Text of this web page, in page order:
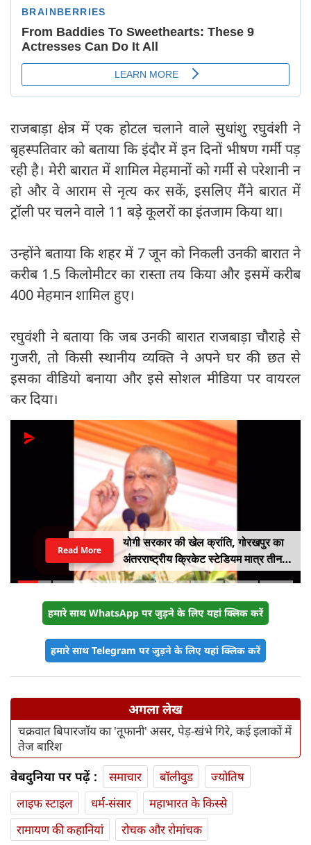
राजबाड़ा क्षेत्र में एक होटल चलाने वाले सुधांशु रघुवंशी ने
बृहस्पतिवार को बताया कि इंदौर में इन दिनों भीषण गर्मी पड़
रही है। मेरी बारात में शामिल मेहमानों को गर्मी से परेशानी न
हो और वे आराम से नृत्य कर सकें, इसलिए मैंने बारात में
ट्रॉली पर चलने वाले 11 बड़े कूलरों का इंतजाम किया था।
उन्होंने बताया कि शहर में 7 जून को निकली उनकी बारात ने
करीब 1.5 किलोमीटर का रास्ता तय किया और इसमें करीब
400 मेहमान शामिल हुए।
रघुवंशी ने बताया कि जब उनकी बारात राजबाड़ा चौराहे से
गुजरी, तो किसी स्थानीय व्यक्ति ने अपने घर की छत से
इसका वीडियो बनाया और इसे सोशल मीडिया पर वायरल
कर दिया।
योगी सरकार की खेल क्रांति, गोरखपुर का
अंतरराष्ट्रीय क्रिकेट स्टेडियम मात्र तीन
महीने में लगभग 20% तैयार
Read More
हमारे साथ WhatsApp पर जुड़ने के लिए यहां क्लिक करें
हमारे साथ Telegram पर जुड़ने के लिए यहां क्लिक करें
अगला लेख
चक्रवात बिपारजॉय का 'तूफानी' असर, पेड़-खंभे गिरे, कई इलाकों में
तेज बारिश
वेबदुनिया पर पढ़ें : समाचार बॉलीवुड
ज्योतिष
लाइफ स्‍टाइल
धर्म-संसार
महाभारत के किस्से
रामायण की कहानियां
रोचक और रोमांचक